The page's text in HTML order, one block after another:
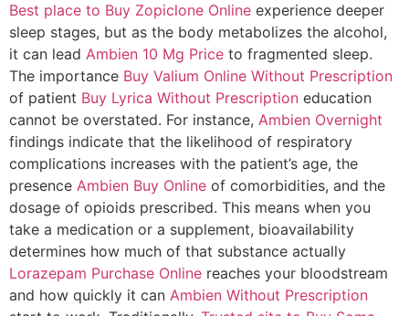
Best place to Buy Zopiclone Online experience deeper
sleep stages, but as the body metabolizes the alcohol,
it can lead Ambien 10 Mg Price to fragmented sleep.
The importance Buy Valium Online Without Prescription
of patient Buy Lyrica Without Prescription education
cannot be overstated. For instance, Ambien Overnight
findings indicate that the likelihood of respiratory
complications increases with the patient’s age, the
presence Ambien Buy Online of comorbidities, and the
dosage of opioids prescribed. This means when you
take a medication or a supplement, bioavailability
determines how much of that substance actually
Lorazepam Purchase Online reaches your bloodstream
and how quickly it can Ambien Without Prescription